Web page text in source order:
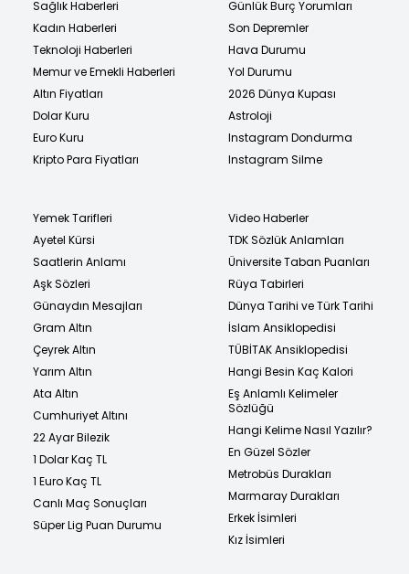
Sağlık Haberleri
Kadın Haberleri
Teknoloji Haberleri
Memur ve Emekli Haberleri
Altın Fiyatları
Dolar Kuru
Euro Kuru
Kripto Para Fiyatları
Günlük Burç Yorumları
Son Depremler
Hava Durumu
Yol Durumu
2026 Dünya Kupası
Astroloji
Instagram Dondurma
Instagram Silme
Yemek Tarifleri
Ayetel Kürsi
Saatlerin Anlamı
Aşk Sözleri
Günaydın Mesajları
Gram Altın
Çeyrek Altın
Yarım Altın
Ata Altın
Cumhuriyet Altını
22 Ayar Bilezik
1 Dolar Kaç TL
1 Euro Kaç TL
Canlı Maç Sonuçları
Süper Lig Puan Durumu
Video Haberler
TDK Sözlük Anlamları
Üniversite Taban Puanları
Rüya Tabirleri
Dünya Tarihi ve Türk Tarihi
İslam Ansiklopedisi
TÜBİTAK Ansiklopedisi
Hangi Besin Kaç Kalori
Eş Anlamlı Kelimeler
Sözlüğü
Hangi Kelime Nasıl Yazılır?
En Güzel Sözler
Metrobüs Durakları
Marmaray Durakları
Erkek İsimleri
Kız İsimleri